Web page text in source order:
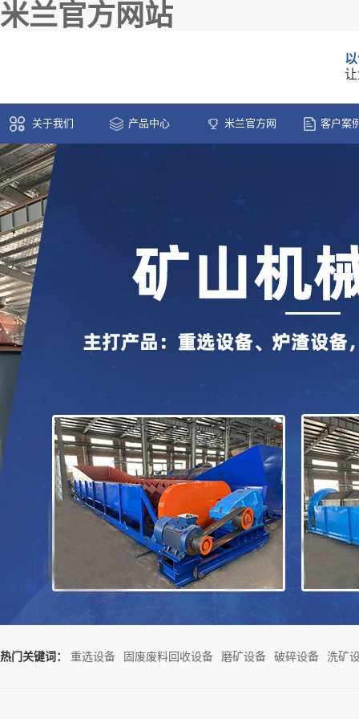
米兰官方网站
关于我们 产品中心 米兰官方网 客户案
热门关键词： 重选设备 固废废料回收设备 磨矿设备 破碎设备 洗矿